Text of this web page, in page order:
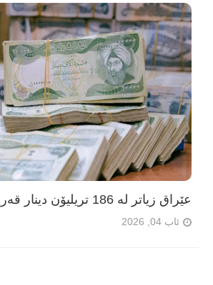
عێراق زیاتر لە 186 تریلیۆن دینار قەرزدارە
ئاب 04, 2026